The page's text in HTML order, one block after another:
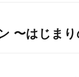
〜はじま